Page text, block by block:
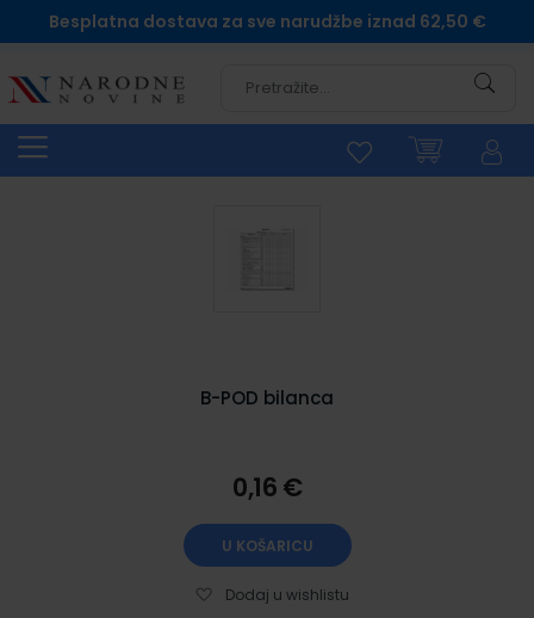
Besplatna dostava za sve narudžbe iznad 62,50 €
B-POD bilanca
0,16 €
U KOŠARICU
Dodaj u wishlistu